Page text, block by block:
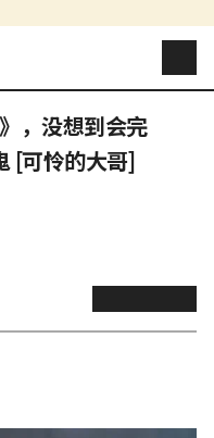
，没想到会完
[可怜的大哥]